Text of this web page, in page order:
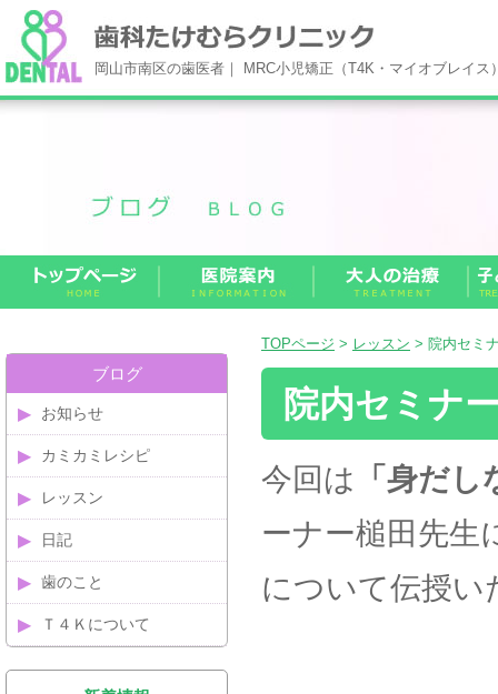
岡山市南区の歯医者｜ MRC小児矯正（T4K・マイオブレイ
TOPページ > レッスン > 院内セミ
院内セミナ
今回は 「身だ
ーナー槌田先生
について伝授い
ブログ
お知らせ
カミカミレシピ
レッスン
日記
歯のこと
Ｔ４Ｋについて